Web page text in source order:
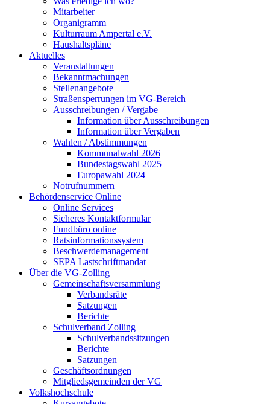
Mitarbeiter
Organigramm
Kulturraum Ampertal e.V.
Haushaltspläne
Aktuelles
Veranstaltungen
Bekanntmachungen
Stellenangebote
Straßensperrungen im VG-Bereich
Ausschreibungen / Vergabe
Information über Ausschreibungen
Information über Vergaben
Wahlen / Abstimmungen
Kommunalwahl 2026
Bundestagswahl 2025
Europawahl 2024
Notrufnummern
Behördenservice Online
Online Services
Sicheres Kontaktformular
Fundbüro online
Ratsinformationssystem
Beschwerdemanagement
SEPA Lastschriftmandat
Über die VG-Zolling
Gemeinschaftsversammlung
Verbandsräte
Satzungen
Berichte
Schulverband Zolling
Schulverbandssitzungen
Berichte
Satzungen
Geschäftsordnungen
Mitgliedsgemeinden der VG
Volkshochschule